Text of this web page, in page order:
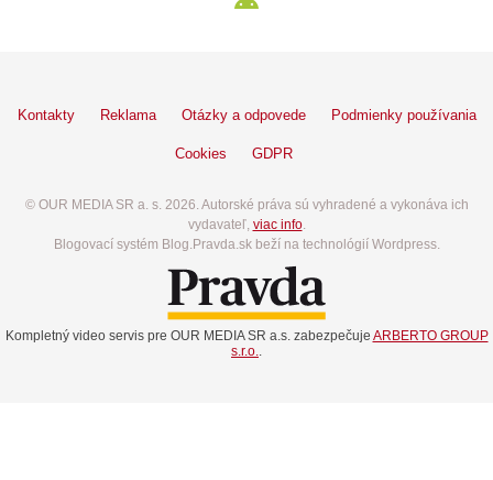
Kontakty Reklama Otázky a odpovede Podmienky používania
Cookies GDPR
© OUR MEDIA SR a. s. 2026. Autorské práva sú vyhradené a vykonáva ich
vydavateľ, viac info.
Blogovací systém Blog.Pravda.sk beží na technológií Wordpress.
Kompletný video servis pre OUR MEDIA SR a.s. zabezpečuje ARBERTO GROUP
s.r.o.